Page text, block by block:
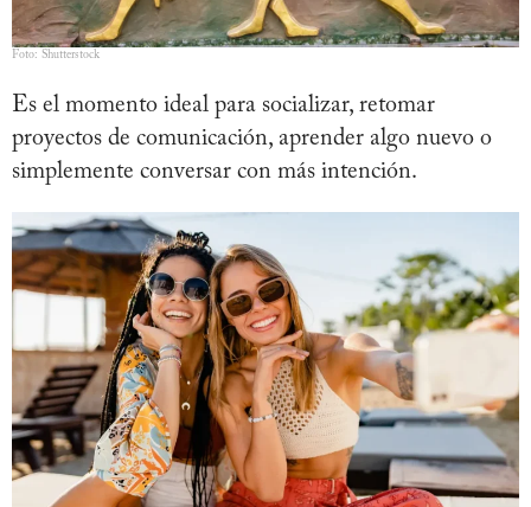
Foto: Shutterstock
Es el momento ideal para socializar, retomar
proyectos de comunicación, aprender algo nuevo o
simplemente conversar con más intención.